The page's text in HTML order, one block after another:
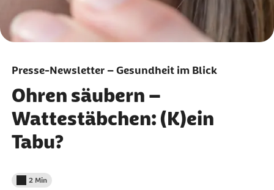
Presse-Newsletter – Gesundheit im Blick
Ohren säubern –
Wattestäbchen: (K)ein
Tabu?
Lesedauer weniger als
2 Min